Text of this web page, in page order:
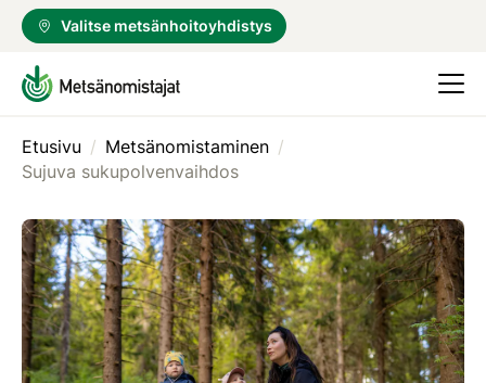
Valitse metsänhoitoyhdistys
Etusivu / Metsänomistaminen /
Sujuva sukupolvenvaihdos